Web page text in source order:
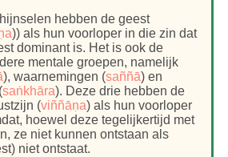
hebben de geest
)) als hun voorloper in die zin dat
dominant is. Het is ook de
mentale groepen, namelijk
), waarnemingen (saññā) en
saṅkhāra). Deze drie hebben de
(viññāṇa) als hun voorloper
hoewel deze tegelijkertijd met
ze niet kunnen ontstaan als
niet ontstaat.